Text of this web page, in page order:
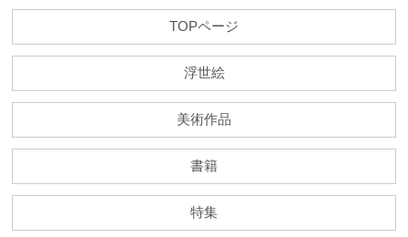
TOPページ
浮世絵
美術作品
書籍
特集